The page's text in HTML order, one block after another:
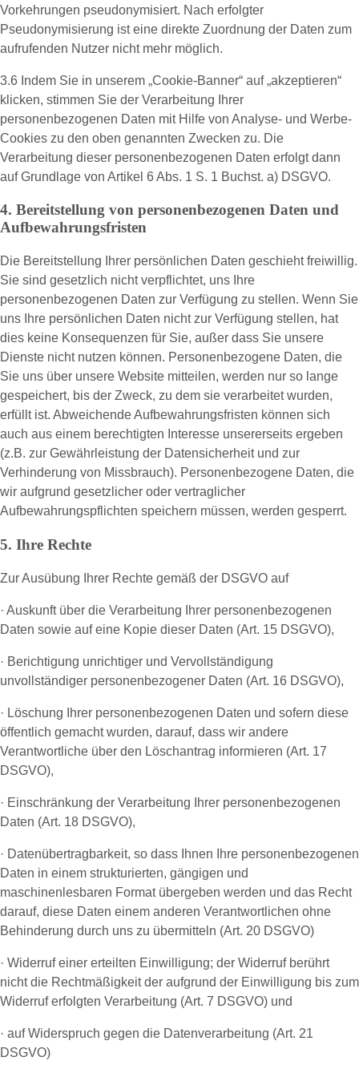
Vorkehrungen pseudonymisiert. Nach erfolgter
Pseudonymisierung ist eine direkte Zuordnung der Daten zum
aufrufenden Nutzer nicht mehr möglich.
3.6 Indem Sie in unserem „Cookie-Banner“ auf „akzeptieren“
klicken, stimmen Sie der Verarbeitung Ihrer
personenbezogenen Daten mit Hilfe von Analyse- und Werbe-
Cookies zu den oben genannten Zwecken zu. Die
Verarbeitung dieser personenbezogenen Daten erfolgt dann
auf Grundlage von Artikel 6 Abs. 1 S. 1 Buchst. a) DSGVO.
4. Bereitstellung von personenbezogenen Daten und
Aufbewahrungsfristen
Die Bereitstellung Ihrer persönlichen Daten geschieht freiwillig.
Sie sind gesetzlich nicht verpflichtet, uns Ihre
personenbezogenen Daten zur Verfügung zu stellen. Wenn Sie
uns Ihre persönlichen Daten nicht zur Verfügung stellen, hat
dies keine Konsequenzen für Sie, außer dass Sie unsere
Dienste nicht nutzen können. Personenbezogene Daten, die
Sie uns über unsere Website mitteilen, werden nur so lange
gespeichert, bis der Zweck, zu dem sie verarbeitet wurden,
erfüllt ist. Abweichende Aufbewahrungsfristen können sich
auch aus einem berechtigten Interesse unsererseits ergeben
(z.B. zur Gewährleistung der Datensicherheit und zur
Verhinderung von Missbrauch). Personenbezogene Daten, die
wir aufgrund gesetzlicher oder vertraglicher
Aufbewahrungspflichten speichern müssen, werden gesperrt.
5. Ihre Rechte
Zur Ausübung Ihrer Rechte gemäß der DSGVO auf
· Auskunft über die Verarbeitung Ihrer personenbezogenen
Daten sowie auf eine Kopie dieser Daten (Art. 15 DSGVO),
· Berichtigung unrichtiger und Vervollständigung
unvollständiger personenbezogener Daten (Art. 16 DSGVO),
· Löschung Ihrer personenbezogenen Daten und sofern diese
öffentlich gemacht wurden, darauf, dass wir andere
Verantwortliche über den Löschantrag informieren (Art. 17
DSGVO),
· Einschränkung der Verarbeitung Ihrer personenbezogenen
Daten (Art. 18 DSGVO),
· Datenübertragbarkeit, so dass Ihnen Ihre personenbezogenen
Daten in einem strukturierten, gängigen und
maschinenlesbaren Format übergeben werden und das Recht
darauf, diese Daten einem anderen Verantwortlichen ohne
Behinderung durch uns zu übermitteln (Art. 20 DSGVO)
· Widerruf einer erteilten Einwilligung; der Widerruf berührt
nicht die Rechtmäßigkeit der aufgrund der Einwilligung bis zum
Widerruf erfolgten Verarbeitung (Art. 7 DSGVO) und
· auf Widerspruch gegen die Datenverarbeitung (Art. 21
DSGVO)